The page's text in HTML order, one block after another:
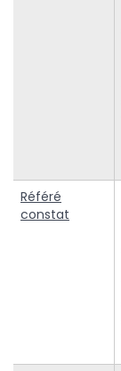
Référé
constat